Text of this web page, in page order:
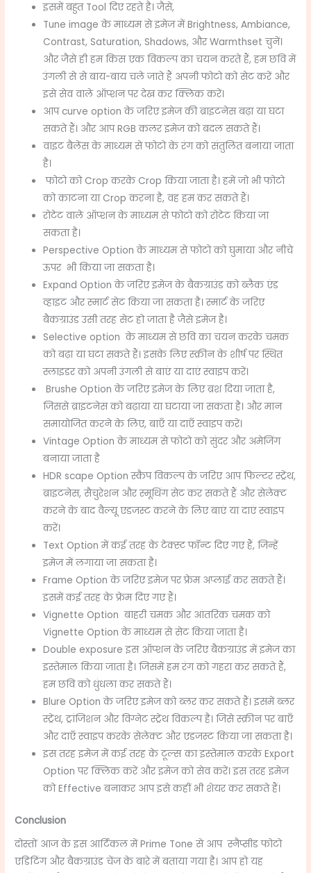
इसमें बहुत Tool दिए रहते है। जैसे,
Tune image के माध्यम से इमेज में Brightness, Ambiance,
Contrast, Saturation, Shadows, और Warmthset चुनें।
और जैसे ही हम किस एक विकल्प का चयन करते हैं, हम छवि में
उंगली से से बाय-बाय चले जाते हैं अपनी फोटो को सेट करें और
इसे सेव वाले ऑप्शन पर देख कर क्लिक करें।
आप curve option के जरिए इमेज की ब्राइटनेस बढ़ा या घटा
सकते हैं। और आप RGB कलर इमेज को बदल सकते हैं।
वाइट बैलेंस के माध्यम से फोटो के रंग को संतुलित बनाया जाता
है।
फोटो को Crop करके Crop किया जाता है। हमें जो भी फोटो
को काटना या Crop करना है, वह हम कर सकते हैं।
रोटेट वाले ऑप्शन के माध्यम से फोटो को रोटेट किया जा
सकता है।
Perspective Option के माध्यम से फोटो को घुमाया और नीचे
ऊपर भी किया जा सकता है।
Expand Option के जरिए इमेज के बैकग्राउंड को ब्लैक एंड
व्हाइट और स्मार्ट सेट किया जा सकता है। स्मार्ट के जरिए
बैकग्राउंड उसी तरह सेट हो जाता है जैसे इमेज है।
Selective option के माध्यम से छवि का चयन करके चमक
को बढ़ा या घटा सकते हैं। इसके लिए स्क्रीन के शीर्ष पर स्थित
स्लाइडर को अपनी उंगली से बाएं या दाएं स्वाइप करें।
Brushe Option के जरिए इमेज के लिए ब्रश दिया जाता है,
जिससे ब्राइटनेस को बढ़ाया या घटाया जा सकता है। और मान
समायोजित करने के लिए, बाएँ या दाएँ स्वाइप करें।
Vintage Option के माध्यम से फोटो को सुंदर और अमेजिंग
बनाया जाता है
HDR scape Option स्कैप विकल्प के जरिए आप फिल्टर स्ट्रेंथ,
ब्राइटनेस, सैचुरेशन और स्मूथिंग सेट कर सकते हैं और सेलेक्ट
करने के बाद वैल्यू एडजस्ट करने के लिए बाएं या दाएं स्वाइप
करें।
Text Option में कई तरह के टेक्स्ट फॉन्ट दिए गए हैं, जिन्हें
इमेज में लगाया जा सकता है।
Frame Option के जरिए इमेज पर फ्रेम अप्लाई कर सकते हैं।
इसमें कई तरह के फ्रेम दिए गए हैं।
Vignette Option बाहरी चमक और आंतरिक चमक को
Vignette Option के माध्यम से सेट किया जाता है।
Double exposure इस ऑप्शन के जरिए बैकग्राउंड में इमेज का
इस्तेमाल किया जाता है। जिसमें हम रंग को गहरा कर सकते हैं,
हम छवि को धुंधला कर सकते हैं।
Blure Option के जरिए इमेज को ब्लर कर सकते हैं। इसमें ब्लर
स्ट्रेंथ, ट्रांजिशन और विग्नेट स्ट्रेंथ विकल्प है। जिसे स्क्रीन पर बाएँ
और दाएँ स्वाइप करके सेलेक्ट और एडजस्ट किया जा सकता है।
इस तरह इमेज में कई तरह के टूल्स का इस्तेमाल करके Export
Option पर क्लिक करें और इमेज को सेव करें। इस तरह इमेज
को Effective बनाकर आप इसे कहीं भी शेयर कर सकते हैं।
Conclusion
दोस्तों आज के इस आर्टिकल मेंPrime Toneसे आप स्नैप्सीड फोटो
एडिटिंग और बैकग्राउंड चेंज के बारे में बताया गया है। आप हो यह